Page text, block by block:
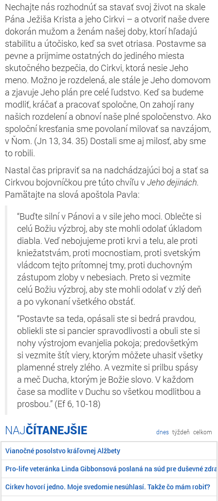
Nechajte nás rozhodnúť sa stavať svoj život na skale
Pána Ježiša Krista a jeho Cirkvi – a otvoriť naše dvere
dokorán mužom a ženám našej doby, ktorí hľadajú
stabilitu a útočisko, keď sa svet otriasa. Postavme sa
pevne a prijmime ostatných do jediného miesta
skutočného bezpečia, do Cirkvi, ktorá nesie Jeho
meno. Možno je rozdelená, ale stále je Jeho domovom
a zjavuje Jeho plán pre celé ľudstvo. Keď sa budeme
modliť, kráčať a pracovať spoločne, On zahojí rany
našich rozdelení a obnoví naše plné spoločenstvo. Ako
spoloční kresťania sme povolaní milovať sa navzájom,
v Ňom. (Jn 13, 34. 35) Dostali sme aj milosť, aby sme
to robili.
Nastal čas pripraviť sa na nadchádzajúci boj a stať sa
Cirkvou bojovníčkou pre túto chvíľu vJeho dejinách.
Pamätajte na slová apoštola Pavla:
“Buďte silní v Pánovi a v sile jeho moci. Oblečte si
celú Božiu výzbroj, aby ste mohli odolať úkladom
diabla. Veď nebojujeme proti krvi a telu, ale proti
kniežatstvám, proti mocnostiam, proti svetským
vládcom tejto prítomnej tmy, proti duchovným
zástupom zloby v nebesiach. Preto si vezmite
celú Božiu výzbroj, aby ste mohli odolať v zlý deň
a po vykonaní všetkého obstáť.
“Postavte sa teda, opásali ste si bedrá pravdou,
obliekli ste si pancier spravodlivosti a obuli ste si
nohy výstrojom evanjelia pokoja; predovšetkým
si vezmite štít viery, ktorým môžete uhasiť všetky
plamenné strely zlého. A vezmite si prilbu spásy
a meč Ducha, ktorým je Božie slovo. V každom
čase sa modlite v Duchu so všetkou modlitbou a
prosbou.” (Ef 6, 10-18)
ČÍTANEJŠIE dnes týždeň celkom
Vianočné posolstvo kráľovnej Alžbety
Pro-life veteránka Linda Gibbonsová poslaná na súd pre duševné
Cirkev hovorí jedno. Moje svedomie nesúhlasí. Takže čo mám robiť?